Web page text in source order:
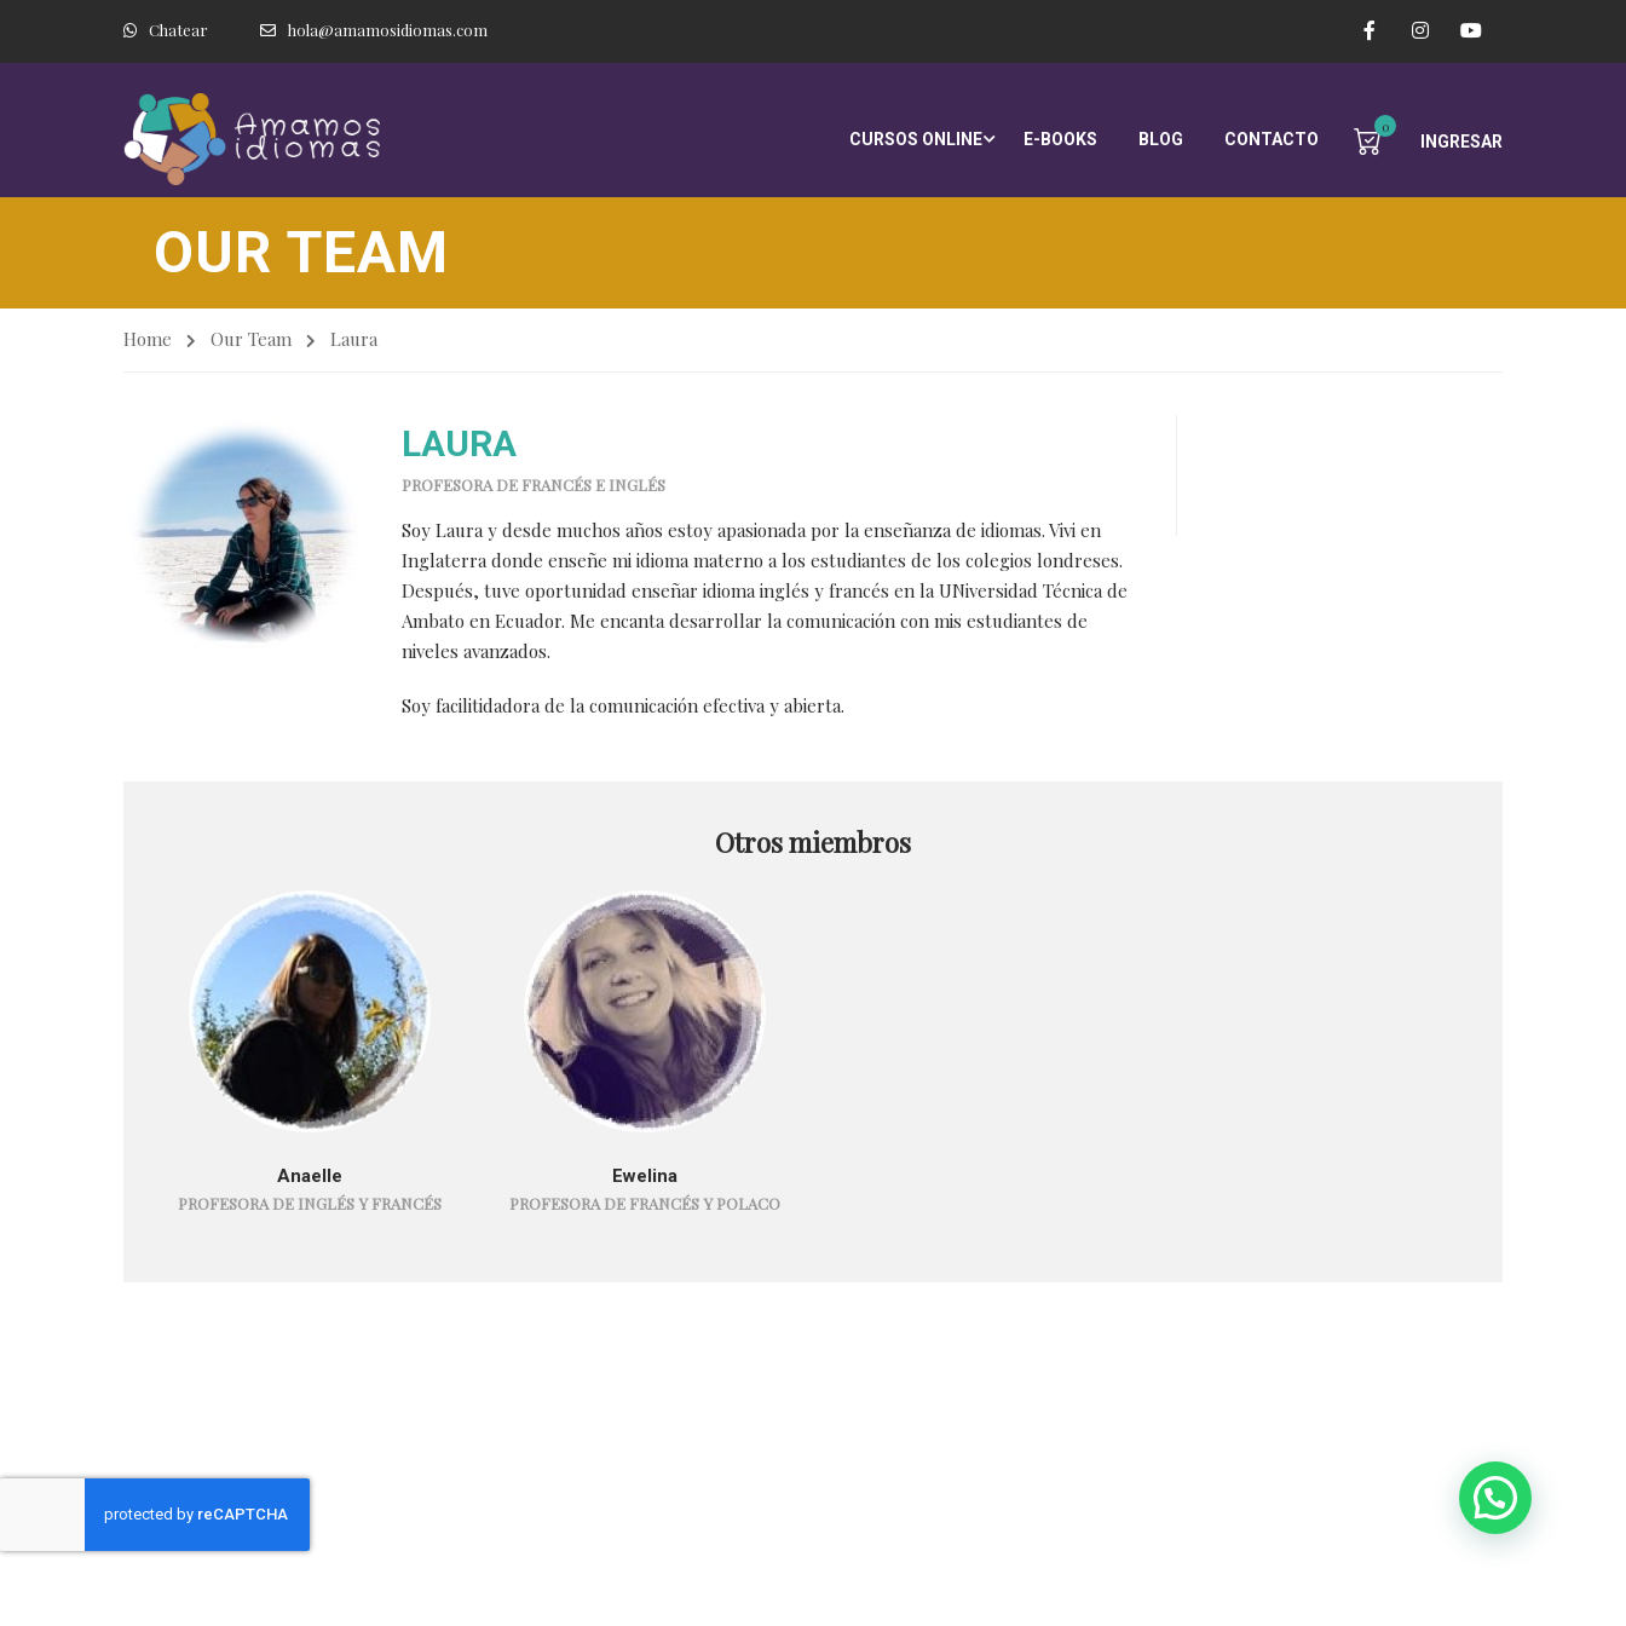
Chatear hola@amamosidiomas.com
CURSOS ONLINE E-BOOKS BLOG CONTACTO
0
INGRESAR
OUR TEAM
Home Our Team Laura
LAURA
PROFESORA DE FRANCÉS E INGLÉS
Soy Laura y desde muchos años estoy apasionada por la enseñanza de idiomas. Vivi en
Inglaterra donde enseñe mi idioma materno a los estudiantes de los colegios londreses.
Después, tuve oportunidad enseñar idioma inglés y francés en la UNiversidad Técnica de
Ambato en Ecuador. Me encanta desarrollar la comunicación con mis estudiantes de
niveles avanzados.
Soy facilitidadora de la comunicación efectiva y abierta.
Otros miembros
Anaelle
PROFESORA DE INGLÉS Y FRANCÉS
Ewelina
PROFESORA DE FRANCÉS Y POLACO